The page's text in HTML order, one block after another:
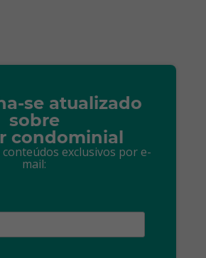
se atualizado
sobre
condominial
conteúdos exclusivos por e-
mail: